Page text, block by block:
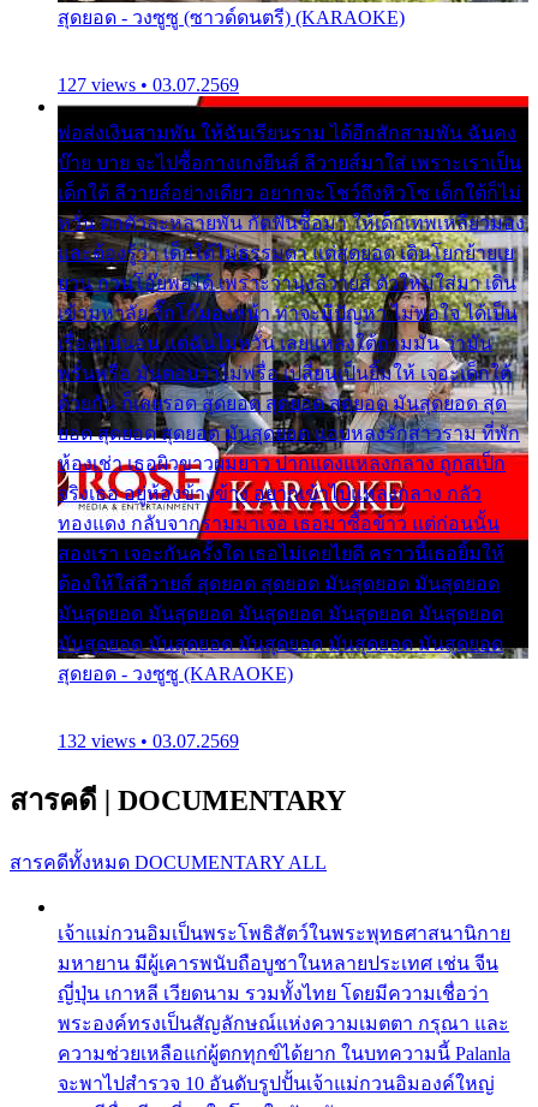
สุดยอด - วงซูซู (ซาวด์ดนตรี) (KARAOKE)
127 views • 03.07.2569
พ่อส่งเงินสามพัน ให้ฉันเรียนราม ได้อีกสักสามพัน ฉันคง
บ๊าย บาย จะไปซื้อกางเกงยีนส์ ลีวายส์มาใส่ เพราะเราเป็น
เด็กใต้ ลีวายส์อย่างเดียว อยากจะโชว์ถึงหิวโซ เด็กใต้ก็ไม่
หวั่น ตกตัวละหลายพัน กัดฟันซื้อมา ให้เด็กเทพเหลียวมอง
และต้องรู้ว่า เด็กใต้ไม่ธรรมดา แต่สุดยอด เดินโยกย้ายเย
ยวน กวนโอ๊ยพอได้ เพราะว่านุ่งลีวายส์ ตัวใหม่ใส่มา เดิน
เข้ามหาลัย จิ๊กโก๊มองหน้า ท่าจะมีปัญหา ไม่พอใจ ได้เป็น
เรื่องแน่นอน แต่ฉันไม่หวั่น เลยแหลงใต้ถามมัน ว่ามัน
พรั่นพรือ มันตอบว่าไม่พรื่อ เปลี่ยนเป็นยิ้มให้ เจอะเด็กใต้
ด้วยกัน ก็เลยรอด สุดยอด สุดยอด สุดยอด มันสุดยอด สุด
ยอด สุดยอด สุดยอด มันสุดยอด แอบหลงรักสาวราม ที่พัก
ห้องเช่า เธอผิวขาวผมยาว ปากแดงแหลงกลาง ถูกสเป็ก
จริงเธอ อยู่ห้องข้างข้าง อยากเข้าไปแหลงกลาง กลัว
ทองแดง กลับจากรามมาเจอ เธอมาซื้อข้าว แต่ก่อนนั้น
สองเรา เจอะกันครั้งใด เธอไม่เคยไยดี คราวนี้เธอยิ้มให้
ต้องให้ใส่ลีวายส์ สุดยอด สุดยอด มันสุดยอด มันสุดยอด
มันสุดยอด มันสุดยอด มันสุดยอด มันสุดยอด มันสุดยอด
มันสุดยอด มันสุดยอด มันสุดยอด มันสุดยอด มันสุดยอด
สุดยอด - วงซูซู (KARAOKE)
132 views • 03.07.2569
สารคดี | DOCUMENTARY
สารคดีทั้งหมด DOCUMENTARY ALL
เจ้าแม่กวนอิมเป็นพระโพธิสัตว์ในพระพุทธศาสนานิกาย
มหายาน มีผู้เคารพนับถือบูชาในหลายประเทศ เช่น จีน
ญี่ปุ่น เกาหลี เวียดนาม รวมทั้งไทย โดยมีความเชื่อว่า
พระองค์ทรงเป็นสัญลักษณ์แห่งความเมตตา กรุณา และ
ความช่วยเหลือแก่ผู้ตกทุกข์ได้ยาก ในบทความนี้ Palanla
จะพาไปสำรวจ 10 อันดับรูปปั้นเจ้าแม่กวนอิมองค์ใหญ่